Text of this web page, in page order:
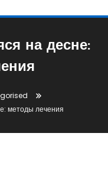
на десне:
методы лечения